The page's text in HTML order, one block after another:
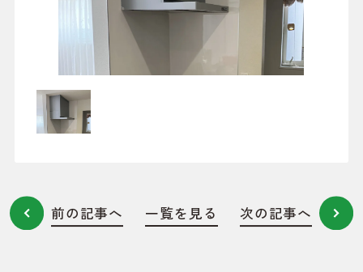
前の記事へ 一覧を見る 次の記事へ